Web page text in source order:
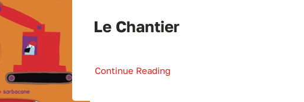
Le Chantier
Continue Reading